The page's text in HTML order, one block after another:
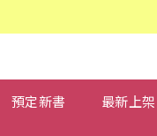
預定新書 最新上架